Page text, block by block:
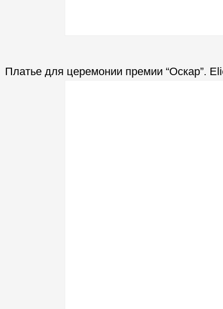
Платье для церемонии премии “Оскар”.